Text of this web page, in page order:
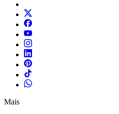
Mais